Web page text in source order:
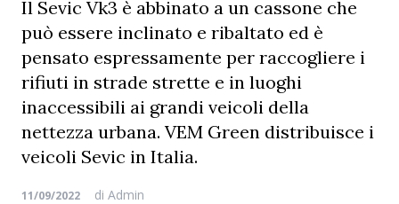
Il Sevic Vk3 è abbinato a un cassone che
può essere inclinato e ribaltato ed è
pensato espressamente per raccogliere i
rifiuti in strade strette e in luoghi
inaccessibili ai grandi veicoli della
nettezza urbana. VEM Green distribuisce i
veicoli Sevic in Italia.
11/09/2022 di Admin